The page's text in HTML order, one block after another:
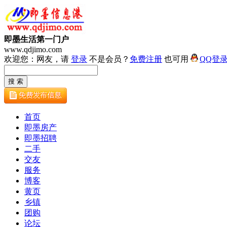
即墨生活第一门户
www.qdjimo.com
欢迎您：网友，请 登录 不是会员？ 免费注册 也可用 QQ登
首页
即墨房产
即墨招聘
二手
交友
服务
博客
黄页
乡镇
团购
论坛